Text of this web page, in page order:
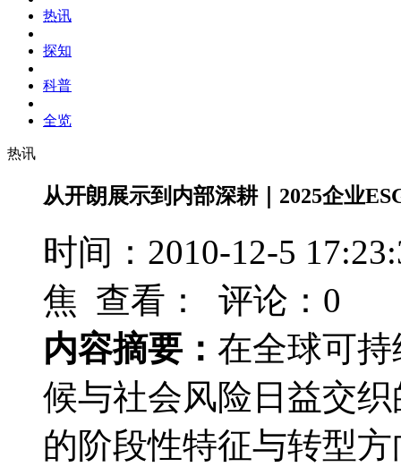
热讯
探知
科普
全览
热讯
从开朗展示到内部深耕｜2025企业
时间：2010-12-5
焦 查看：
评论：0
内容摘要： 在全球可
候与社会风险日益交
的阶段性特征与转型